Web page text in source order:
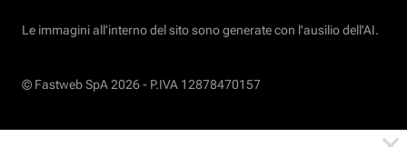
Le immagini all’interno del sito sono generate con l'ausilio dell'AI.
© Fastweb SpA 2026 - P.IVA 12878470157